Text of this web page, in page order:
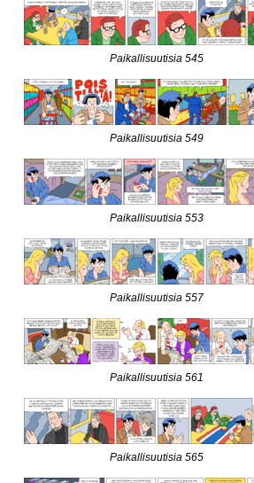
Paikallisuutisia 545
Paikallisuutisia 549
Paikallisuutisia 553
Paikallisuutisia 557
Paikallisuutisia 561
Paikallisuutisia 565